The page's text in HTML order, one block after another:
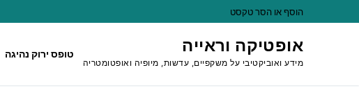
לתוכן
הוסף או הסר טקסט
אופטיקה וראייה
מידע ואוביקטיבי על משקפיים, עדשות, מיופיה ואופטומטריה
טופס ירוק נהיגה